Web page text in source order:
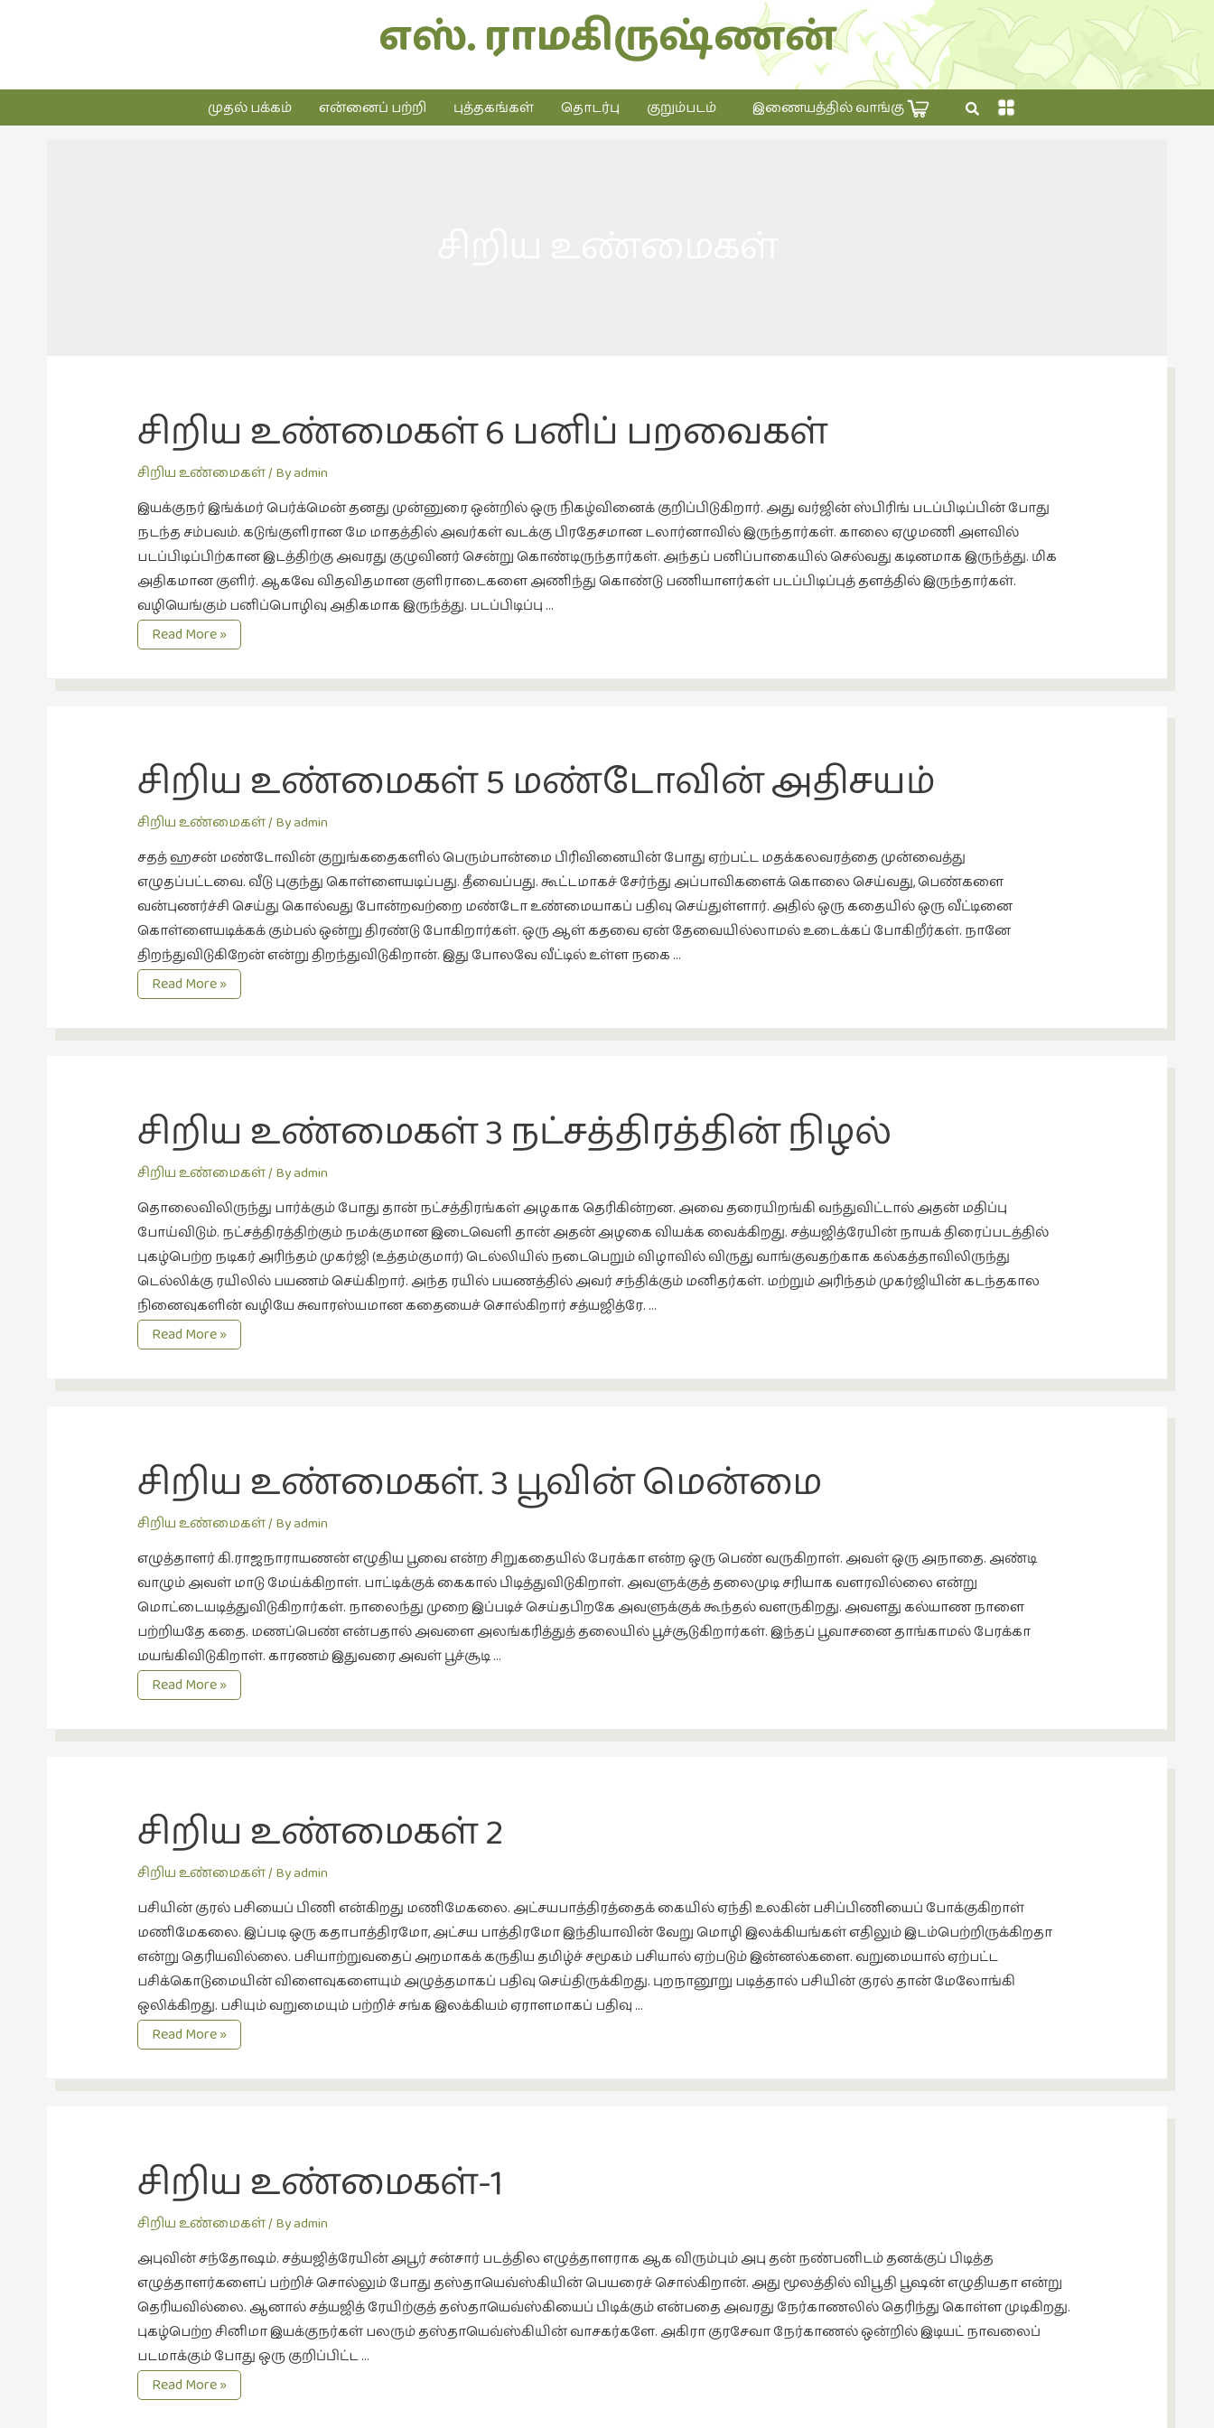
எஸ். ராமகிருஷ்ணன்
முதல் பக்கம் என்னைப் பற்றி புத்தகங்கள் தொடர்பு குறும்படம் இணையத்தில் வாங்கு
சிறிய உண்மைகள் 6 பனிப் பறவைகள்
சிறிய உண்மைகள்/ Byadmin
இயக்குநர் இங்க்மர் பெர்க்மென் தனது முன்னுரை ஒன்றில் ஒரு நிகழ்வினைக் குறிப்பிடுகிறார். அது வர்ஜின் ஸ்பிரிங் படப்பிடிப்பின் போது
நடந்த சம்பவம். கடுங்குளிரான மே மாதத்தில் அவர்கள் வடக்கு பிரதேசமான டலார்னாவில் இருந்தார்கள். காலை ஏழுமணி அளவில்
படப்பிடிப்பிற்கான இடத்திற்கு அவரது குழுவினர் சென்று கொண்டிருந்தார்கள். அந்தப் பனிப்பாகையில் செல்வது கடினமாக இருந்த்து. மிக
அதிகமான குளிர். ஆகவே விதவிதமான குளிராடைகளை அணிந்து கொண்டு பணியாளர்கள் படப்பிடிப்புத் தளத்தில் இருந்தார்கள்.
வழியெங்கும் பனிப்பொழிவு அதிகமாக இருந்த்து. படப்பிடிப்பு …
சிறிய
உண்மைகள்
Read More »
சிறிய உண்மைகள் 5 மண்டோவின் அதிசயம்
சிறிய உண்மைகள்/ Byadmin
சதத் ஹசன் மண்டோவின் குறுங்கதைகளில் பெரும்பான்மை பிரிவினையின் போது ஏற்பட்ட மதக்கலவரத்தை முன்வைத்து
எழுதப்பட்டவை. வீடு புகுந்து கொள்ளையடிப்பது. தீவைப்பது. கூட்டமாகச் சேர்ந்து அப்பாவிகளைக் கொலை செய்வது, பெண்களை
வன்புணர்ச்சி செய்து கொல்வது போன்றவற்றை மண்டோ உண்மையாகப் பதிவு செய்துள்ளார். அதில் ஒரு கதையில் ஒரு வீட்டினை
கொள்ளையடிக்கக் கும்பல் ஒன்று திரண்டு போகிறார்கள். ஒரு ஆள் கதவை ஏன் தேவையில்லாமல் உடைக்கப் போகிறீர்கள். நானே
திறந்துவிடுகிறேன் என்று திறந்துவிடுகிறான். இது போலவே வீட்டில் உள்ள நகை …
சிறிய
உண்மைகள்
5
Read More »
சிறிய உண்மைகள் 3 நட்சத்திரத்தின் நிழல்
சிறிய உண்மைகள்/ Byadmin
தொலைவிலிருந்து பார்க்கும் போது தான் நட்சத்திரங்கள் அழகாக தெரிகின்றன. அவை தரையிறங்கி வந்துவிட்டால் அதன் மதிப்பு
போய்விடும். நட்சத்திரத்திற்கும் நமக்குமான இடைவெளி தான் அதன் அழகை வியக்க வைக்கிறது. சத்யஜித்ரேயின் நாயக் திரைப்படத்தில்
புகழ்பெற்ற நடிகர் அரிந்தம் முகர்ஜி (உத்தம்குமார்) டெல்லியில் நடைபெறும் விழாவில் விருது வாங்குவதற்காக கல்கத்தாவிலிருந்து
டெல்லிக்கு ரயிலில் பயணம் செய்கிறார். அந்த ரயில் பயணத்தில் அவர் சந்திக்கும் மனிதர்கள். மற்றும் அரிந்தம் முகர்ஜியின் கடந்தகால
நினைவுகளின் வழியே சுவாரஸ்யமான கதையைச் சொல்கிறார் சத்யஜித்ரே. …
சிறிய
உண்மைகள்
Read More »
சிறிய உண்மைகள். 3 பூவின் மென்மை
சிறிய உண்மைகள்/ Byadmin
எழுத்தாளர் கி.ராஜநாராயணன் எழுதிய பூவை என்ற சிறுகதையில் பேரக்கா என்ற ஒரு பெண் வருகிறாள். அவள் ஒரு அநாதை. அண்டி
வாழும் அவள் மாடு மேய்க்கிறாள். பாட்டிக்குக் கைகால் பிடித்துவிடுகிறாள். அவளுக்குத் தலைமுடி சரியாக வளரவில்லை என்று
மொட்டையடித்துவிடுகிறார்கள். நாலைந்து முறை இப்படிச் செய்தபிறகே அவளுக்குக் கூந்தல் வளருகிறது. அவளது கல்யாண நாளை
பற்றியதே கதை. மணப்பெண் என்பதால் அவளை அலங்கரித்துத் தலையில் பூச்சூடுகிறார்கள். இந்தப் பூவாசனை தாங்காமல் பேரக்கா
மயங்கிவிடுகிறாள். காரணம் இதுவரை அவள் பூச்சூடி …
சிறிய
உண்மைகள்.
Read More »
சிறிய உண்மைகள் 2
சிறிய உண்மைகள்/ Byadmin
பசியின் குரல் பசியைப் பிணி என்கிறது மணிமேகலை. அட்சயபாத்திரத்தைக் கையில் ஏந்தி உலகின் பசிப்பிணியைப் போக்குகிறாள்
மணிமேகலை. இப்படி ஒரு கதாபாத்திரமோ, அட்சய பாத்திரமோ இந்தியாவின் வேறு மொழி இலக்கியங்கள் எதிலும் இடம்பெற்றிருக்கிறதா
என்று தெரியவில்லை. பசியாற்றுவதைப் அறமாகக் கருதிய தமிழ்ச் சமூகம் பசியால் ஏற்படும் இன்னல்களை. வறுமையால் ஏற்பட்ட
பசிக்கொடுமையின் விளைவுகளையும் அழுத்தமாகப் பதிவு செய்திருக்கிறது. புறநானூறு படித்தால் பசியின் குரல் தான் மேலோங்கி
ஒலிக்கிறது. பசியும் வறுமையும் பற்றிச் சங்க இலக்கியம் ஏராளமாகப் பதிவு …
சிறிய
உண்மைகள்
2
Read More »
சிறிய உண்மைகள்-1
சிறிய உண்மைகள்/ Byadmin
அபுவின் சந்தோஷம். சத்யஜித்ரேயின் அபூர் சன்சார் படத்தில எழுத்தாளராக ஆக விரும்பும் அபு தன் நண்பனிடம் தனக்குப் பிடித்த
எழுத்தாளர்களைப் பற்றிச் சொல்லும் போது தஸ்தாயெவ்ஸ்கியின் பெயரைச் சொல்கிறான். அது மூலத்தில் விபூதி பூஷன் எழுதியதா என்று
தெரியவில்லை. ஆனால் சத்யஜித் ரேயிற்குத் தஸ்தாயெவ்ஸ்கியைப் பிடிக்கும் என்பதை அவரது நேர்காணலில் தெரிந்து கொள்ள முடிகிறது.
புகழ்பெற்ற சினிமா இயக்குநர்கள் பலரும் தஸ்தாயெவ்ஸ்கியின் வாசகர்களே. அகிரா குரசேவா நேர்காணல் ஒன்றில் இடியட் நாவலைப்
படமாக்கும் போது ஒரு குறிப்பிட்ட …
சிறிய
உண்மைகள்-1
Read More »